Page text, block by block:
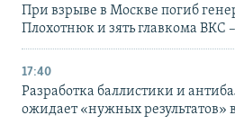
При взрыве в Москве погиб
Плохотнюк и зять главкома ВКС
17:40
Разработка баллистики и
ожидает «нужных результатов»